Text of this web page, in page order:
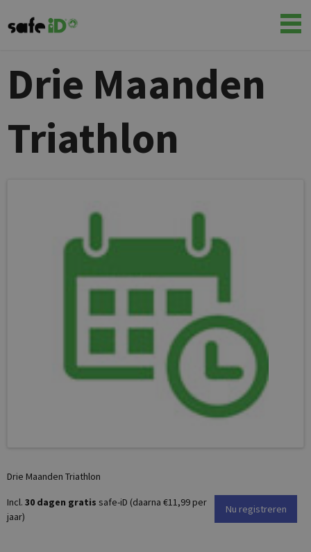
Drie Maanden
Triathlon
Drie Maanden Triathlon
Nu registreren
Incl. 30 dagen gratis safe-iD (daarna €11,99 per
jaar)